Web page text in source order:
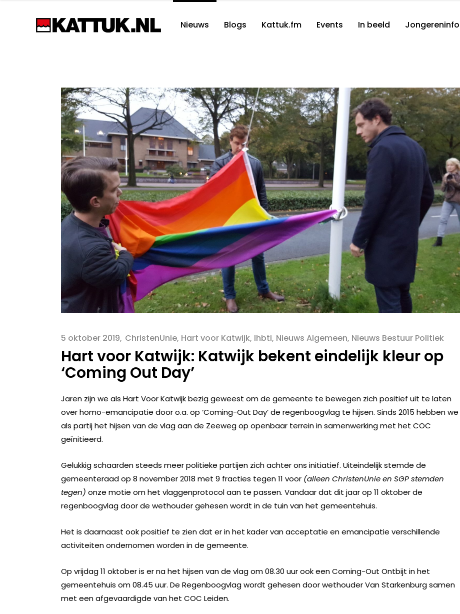
Nieuws Blogs Kattuk.fm Events In beeld Jongereninfo
5 oktober 2019 ChristenUnie, Hart voor Katwijk, lhbti, Nieuws Algemeen, Nieuws Bestuur Politiek
Hart voor Katwijk: Katwijk bekent eindelijk kleur op
‘Coming Out Day’
Jaren zijn we als Hart Voor Katwijk bezig geweest om de gemeente te bewegen zich positief uit te laten
over homo-emancipatie door o.a. op ‘Coming-Out Day’ de regenboogvlag te hijsen. Sinds 2015 hebben we
als partij het hijsen van de vlag aan de Zeeweg op openbaar terrein in samenwerking met het COC
geïnitieerd.
Gelukkig schaarden steeds meer politieke partijen zich achter ons initiatief. Uiteindelijk stemde de
gemeenteraad op 8 november 2018 met 9 fracties tegen 11 voor (alleen ChristenUnie en SGP stemden
tegen) onze motie om het vlaggenprotocol aan te passen. Vandaar dat dit jaar op 11 oktober de
regenboogvlag door de wethouder gehesen wordt in de tuin van het gemeentehuis.
Het is daarnaast ook positief te zien dat er in het kader van acceptatie en emancipatie verschillende
activiteiten ondernomen worden in de gemeente.
Op vrijdag 11 oktober is er na het hijsen van de vlag om 08.30 uur ook een Coming-Out Ontbijt in het
gemeentehuis om 08.45 uur. De Regenboogvlag wordt gehesen door wethouder Van Starkenburg samen
met een afgevaardigde van het COC Leiden.